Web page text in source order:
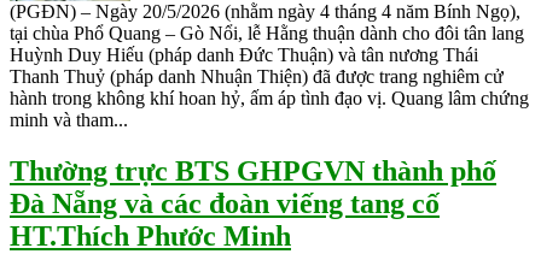
(PGĐN) – Ngày 20/5/2026 (nhằm ngày 4 tháng 4 năm Bính Ngọ),
tại chùa Phổ Quang – Gò Nổi, lễ Hằng thuận dành cho đôi tân lang
Huỳnh Duy Hiếu (pháp danh Đức Thuận) và tân nương Thái
Thanh Thuỷ (pháp danh Nhuận Thiện) đã được trang nghiêm cử
hành trong không khí hoan hỷ, ấm áp tình đạo vị. Quang lâm chứng
minh và tham...
Thường trực BTS GHPGVN thành phố
Đà Nẵng và các đoàn viếng tang cố
HT.Thích Phước Minh